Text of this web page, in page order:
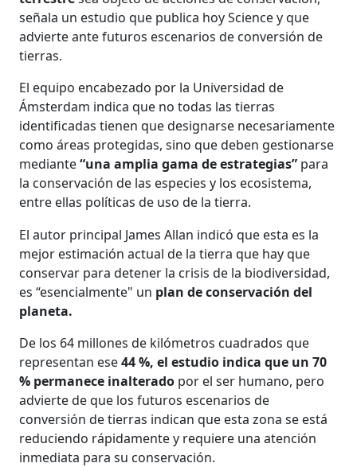
señala un estudio que publica hoy Science y que
advierte ante futuros escenarios de conversión de
tierras.
El equipo encabezado por la Universidad de
Ámsterdam indica que no todas las tierras
identificadas tienen que designarse necesariamente
como áreas protegidas, sino que deben gestionarse
mediante“una amplia gama de estrategias” para
la conservación de las especies y los ecosistema,
entre ellas políticas de uso de la tierra.
El autor principal James Allan indicó que esta es la
mejor estimación actual de la tierra que hay que
conservar para detener la crisis de la biodiversidad,
es “esencialmente" un plan de conservación del
planeta.
De los 64 millones de kilómetros cuadrados que
representan ese44 %, el estudio indica que un 70
% permanece inalterado por el ser humano, pero
advierte de que los futuros escenarios de
conversión de tierras indican que esta zona se está
reduciendo rápidamente y requiere una atención
inmediata para su conservación.